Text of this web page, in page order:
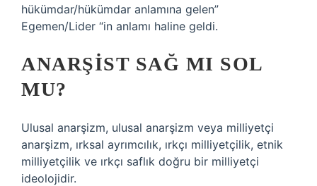
hükümdar/hükümdar anlamına gelen”
Egemen/Lider “in anlamı haline geldi.
ANARŞIST SAĞ MI SOL
MU?
Ulusal anarşizm, ulusal anarşizm veya milliyetçi
anarşizm, ırksal ayrımcılık, ırkçı milliyetçilik, etnik
milliyetçilik ve ırkçı saflık doğru bir milliyetçi
ideolojidir.